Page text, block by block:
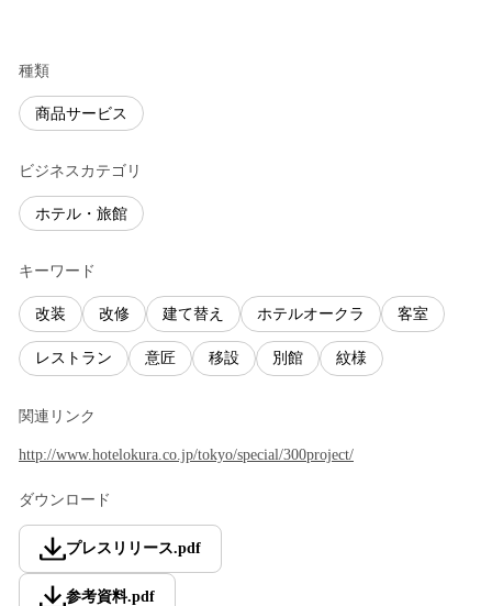
種類
商品サービス
ビジネスカテゴリ
ホテル・旅館
キーワード
改装 改修 建て替え ホテルオークラ 客室
レストラン 意匠 移設 別館 紋様
関連リンク
http://www.hotelokura.co.jp/tokyo/special/300project/
ダウンロード
プレスリリース.pdf
参考資料.pdf